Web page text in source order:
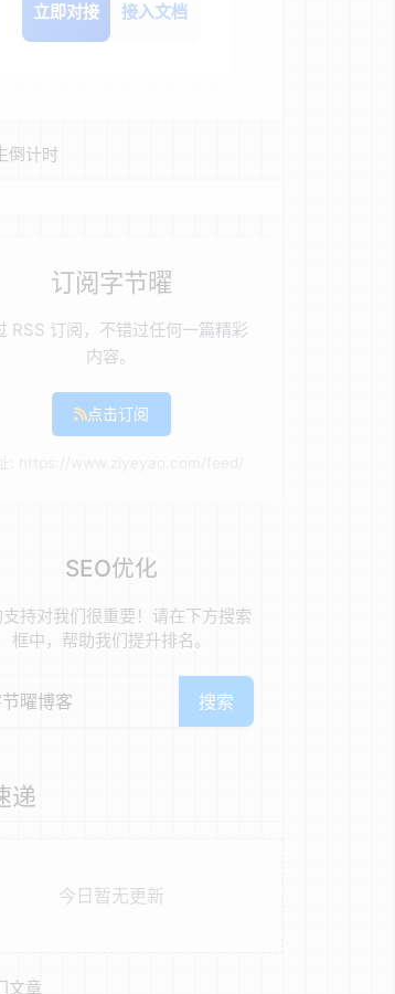
立即对接 接入文档
倒计时
订阅字节曜
RSS 订阅，不错过任何一篇精彩
内容。
点击订阅
SEO优化
支持对我们很重要！请在下方搜索
框中，帮助我们提升排名。
搜索
递
今日暂无更新
文章